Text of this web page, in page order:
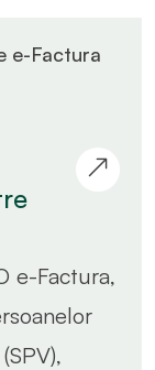
e-Factura
e-Factura,